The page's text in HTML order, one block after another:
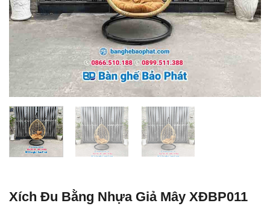
Xích Đu Bằng Nhựa Giả Mây XĐBP011